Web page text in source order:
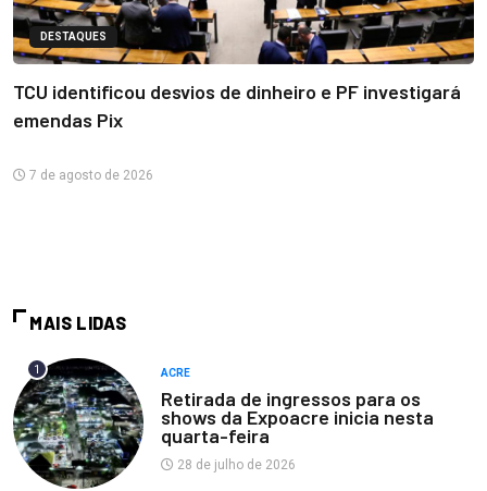
DESTAQUES
TCU identificou desvios de dinheiro e PF investigará
emendas Pix
7 de agosto de 2026
MAIS LIDAS
1 ACRE
Retirada de ingressos para os
shows da Expoacre inicia nesta
quarta-feira
28 de julho de 2026